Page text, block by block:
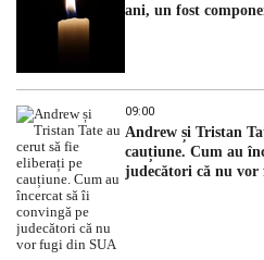
ani, un fost
09:00
Andrew și Tristan
cauțiune. Cum au
judecători că nu